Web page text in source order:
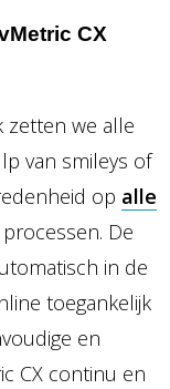
CX
zetten we alle
van smileys of
op alle
De
in de
toegankelijk
en
CX continu en